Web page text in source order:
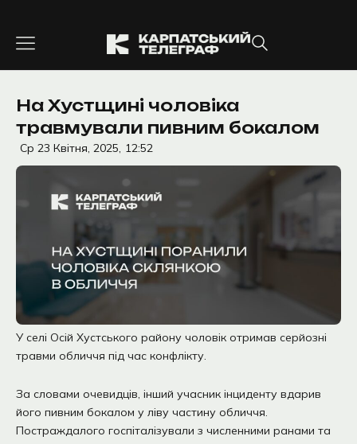
вмісту
На Хустщині чоловіка
травмували пивним бокалом
Ср 23 Квітня, 2025, 12:52
У селі Осій Хустського району чоловік отримав серйозні
травми обличчя під час конфлікту.
За словами очевидців, інший учасник інциденту вдарив
його пивним бокалом у ліву частину обличчя.
Постраждалого госпіталізували з численними ранами та